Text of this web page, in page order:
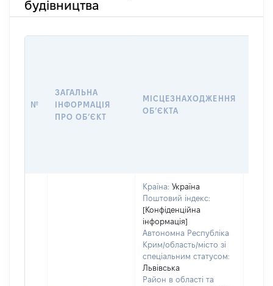
будівництва
№
ЗАГАЛЬНА
ІНФОРМАЦІЯ
ПРО ОБʼЄКТ
МІСЦЕЗНАХОДЖЕННЯ
ОБʼЄКТА
Країна: Україна
Поштовий індекс:
[Конфіденційна
інформація]
Автономна Республіка
Крим/область/місто зі
спеціальним статусом:
Львівська
Район в області та